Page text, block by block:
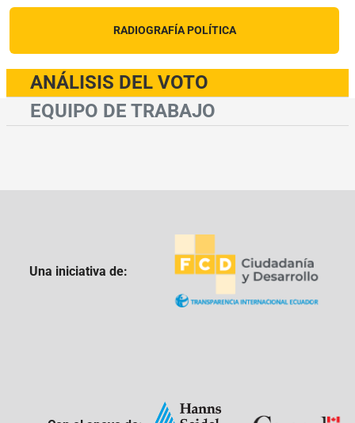
RADIOGRAFÍA POLÍTICA
ANÁLISIS DEL VOTO
EQUIPO DE TRABAJO
Una iniciativa de: